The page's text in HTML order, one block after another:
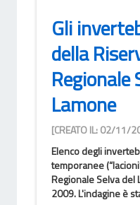
Gli
della
Regionale
Lamone
[CREATO IL: 02/11/
Elenco degli
temporanee
Regionale Selva del
2009. L'indagine è